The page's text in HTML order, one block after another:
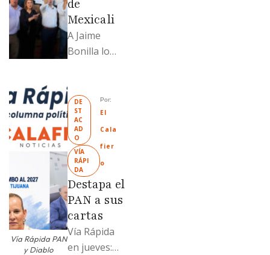
de
Mexicali
A Jaime
Bonilla lo
Mexicali;
Llamadme
Ruffo
“Mandela”;
Evangelina
Moreno no
soportó; Los
…
Vía Rápida PAN
y Diablo
DE
ST
AC
AD
O
VÍA
RÁPI
DA
Por:
El
Cala
fier
o
Destapa el
PAN a sus
cartas
Vía Rápida
en jueves: